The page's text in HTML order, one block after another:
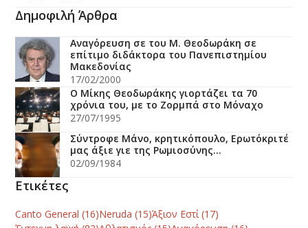
Δημοφιλή Άρθρα
Αναγόρευση σε του Μ. Θεοδωράκη σε
επίτιμο διδάκτορα του Πανεπιστημίου
Μακεδονίας
17/02/2000
Ο Μίκης Θεοδωράκης γιορτάζει τα 70
χρόνια του, με το Ζορμπά στο Μόναχο
27/07/1995
Σύντροφε Μάνο, κρητικόπουλο, Ερωτόκριτέ
μας άξιε γιε της Ρωμιοσύνης…
02/09/1984
Ετικέτες
Canto General (16)Neruda (15)Άξιον Εστί (17)